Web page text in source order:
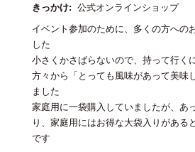
きっかけ: 公式オンラインショップ
イベント参加のために、多くの方への
した
小さくかさばらないので、持って行く
方々から「とっても風味があって美味
ました
家庭用に一袋購入していましたが、あ
り、家庭用にはお得な大袋入りがある
です